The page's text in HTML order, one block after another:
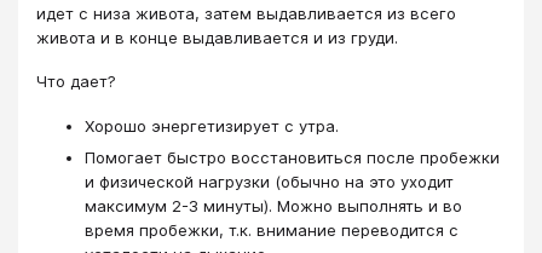
идет с низа живота, затем выдавливается из всего
живота и в конце выдавливается и из груди.
Что дает?
Хорошо энергетизирует с утра.
Помогает быстро восстановиться после пробежки
и физической нагрузки (обычно на это уходит
максимум 2-3 минуты). Можно выполнять и во
время пробежки, т.к. внимание переводится с